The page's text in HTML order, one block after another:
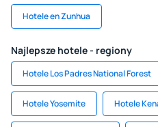
Hotele en Zunhua
Najlepsze hotele - regiony
Hotele Los Padres National Forest
Hotele Yosemite Hotele